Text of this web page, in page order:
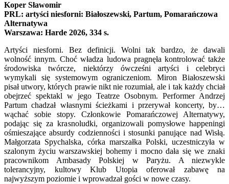
Koper Sławomir
PRL: artyści niesforni: Białoszewski, Partum, Pomarańczowa
Alternatywa
Warszawa: Harde 2026, 334 s.
Artyści niesforni. Bez definicji. Wolni tak bardzo, że dawali
wolność innym. Choć władza ludowa pragnęła kontrolować także
środowiska twórcze, niektórzy ówcześni artyści i celebryci
wymykali się systemowym ograniczeniom. Miron Białoszewski
pisał utwory, których prawie nikt nie rozumiał, ale i tak każdy chciał
obejrzeć spektakl w jego Teatrze Osobnym. Performer Andrzej
Partum chadzał własnymi ścieżkami i przerywał koncerty, by…
wąchać sobie stopy. Członkowie Pomarańczowej Alternatywy,
podając się za krasnoludki, organizowali pomysłowe happeningi
ośmieszające absurdy codzienności i stosunki panujące nad Wisłą.
Małgorzata Spychalska, córka marszałka Polski, uczestniczyła w
szalonym życiu warszawskiej bohemy i mocno dała się we znaki
pracownikom Ambasady Polskiej w Paryżu. A niezwykle
tolerancyjny, kultowy Klub Utopia oferował zabawę na
najwyższym poziomie i wprowadzał gości w nowe czasy.